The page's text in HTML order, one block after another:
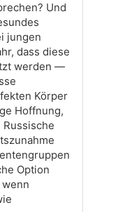
Und
jungen
dass diese
werden —
Körper
Hoffnung,
Option